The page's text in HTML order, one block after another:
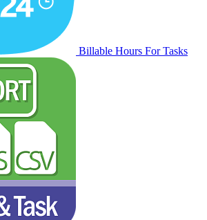
Billable Hours For Tasks